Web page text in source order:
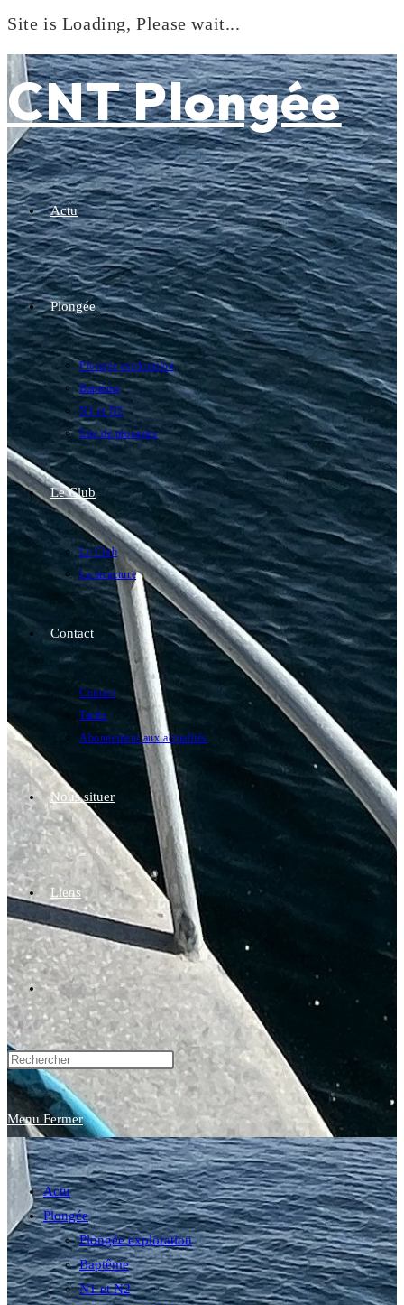
Site is Loading, Please wait...
to
content
CNT Plongée
Actu
Plongée
Plongée exploration
Baptême
N1 et N2
Site de plongées
Le Club
Le Club
La structure
Contact
Contact
Tarifs
Abonnement aux actualités
Nous situer
Liens
Toggle
website
search
Menu Fermer
Actu
Plongée
Plongée exploration
Baptême
N1 et N2